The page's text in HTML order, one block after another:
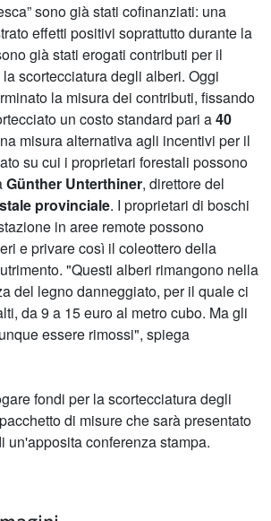
sono già stati cofinanziati: una
effetti positivi soprattutto durante la
già stati erogati contributi per il
scortecciatura degli alberi. Oggi
la misura dei contributi, fissando
un costo standard pari a40
misura alternativa agli incentivi per il
su cui i proprietari forestali possono
Günther Unterthiner, direttore del
provinciale. I proprietari di boschi
in aree remote possono
e privare così il coleottero della
"Questi alberi rimangono nella
del legno danneggiato, per il quale ci
da 9 a 15 euro al metro cubo. Ma gli
essere rimossi", spiega
fondi per la scortecciatura degli
di misure che sarà presentato
un'apposita conferenza stampa.